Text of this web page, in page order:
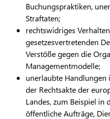
Buchungspraktiken,
Straftaten;
rechtswidriges
gesetzesvertretenden
Verstöße gegen die
Managementmodelle;
unerlaubte
der Rechtsakte der
Landes, zum Beispiel in
öffentliche Aufträge,